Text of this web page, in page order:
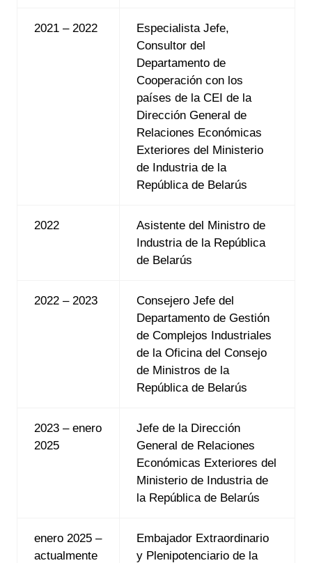
2021 – 2022
Especialista Jefe,
Consultor del
Departamento de
Cooperación con los
países de la CEI de la
Dirección General de
Relaciones Económicas
Exteriores del Ministerio
de Industria de la
República de Belarús
2022
Asistente del Ministro de
Industria de la República
de Belarús
2022 – 2023
Consejero Jefe del
Departamento de Gestión
de Complejos Industriales
de la Oficina del Consejo
de Ministros de la
República de Belarús
2023 – enero
2025
Jefe de la Dirección
General de Relaciones
Económicas Exteriores del
Ministerio de Industria de
la República de Belarús
enero 2025 –
actualmente
Embajador Extraordinario
y Plenipotenciario de la